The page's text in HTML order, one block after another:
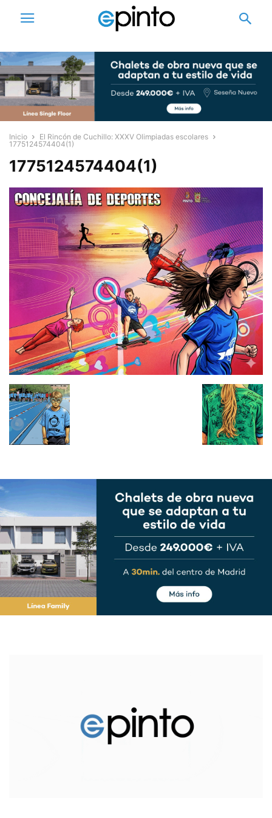
Inicio
El Rincón de Cuchillo: XXXV Olimpiadas escolares
1775124574404(1)
1775124574404(1)